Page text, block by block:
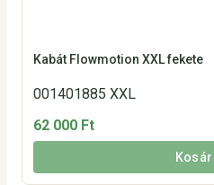
Kabát Flowmotion XXL fekete
001401885 XXL
62 000 Ft